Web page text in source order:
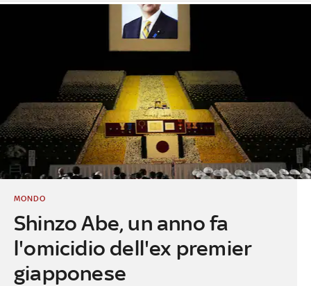
Shinzo Abe, un anno fa
l'omicidio dell'ex premier
giapponese
MONDO